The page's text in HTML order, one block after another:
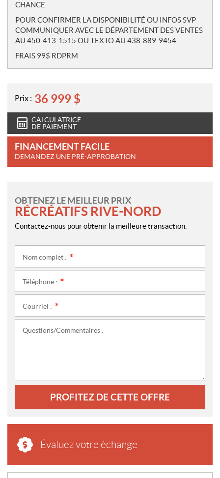
CHANCE
POUR CONFIRMER LA DISPONIBILITÉ OU INFOS SVP
COMMUNIQUER AVEC LE DÉPARTEMENT DES VENTES
AU 450-413-1515 OU TEXTO AU 438-889-9454
FRAIS 99$ RDPRM
Prix : 36 999 $
CALCULATRICE
DE PAIEMENT
FINANCEMENT FACILE
DEMANDEZ UNE PRÉ-APPROBATION
OBTENEZ LE MEILLEUR PRIX
RÉCRÉATIFS RIVE-NORD
Contactez-nous pour obtenir la meilleure transaction.
Nom complet :
Téléphone :
Courriel :
Questions/Commentaires :
PROFITEZ DE CETTE OFFRE
Évaluez votre échange